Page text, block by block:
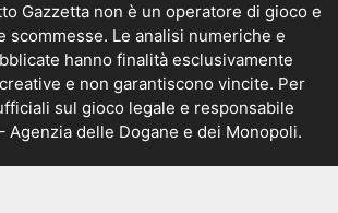
Gazzetta non è un operatore di gioco e
scommesse. Le analisi numeriche e
hanno finalità esclusivamente
e non garantiscono vincite. Per
sul gioco legale e responsabile
Agenzia delle Dogane e dei Monopoli.